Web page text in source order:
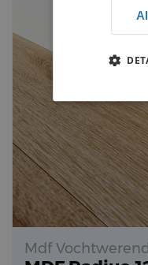
Mdf Vochtwerend